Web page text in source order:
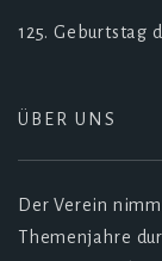
125. Geburtstag
ÜBER UNS
Der Verein
Themenjahre